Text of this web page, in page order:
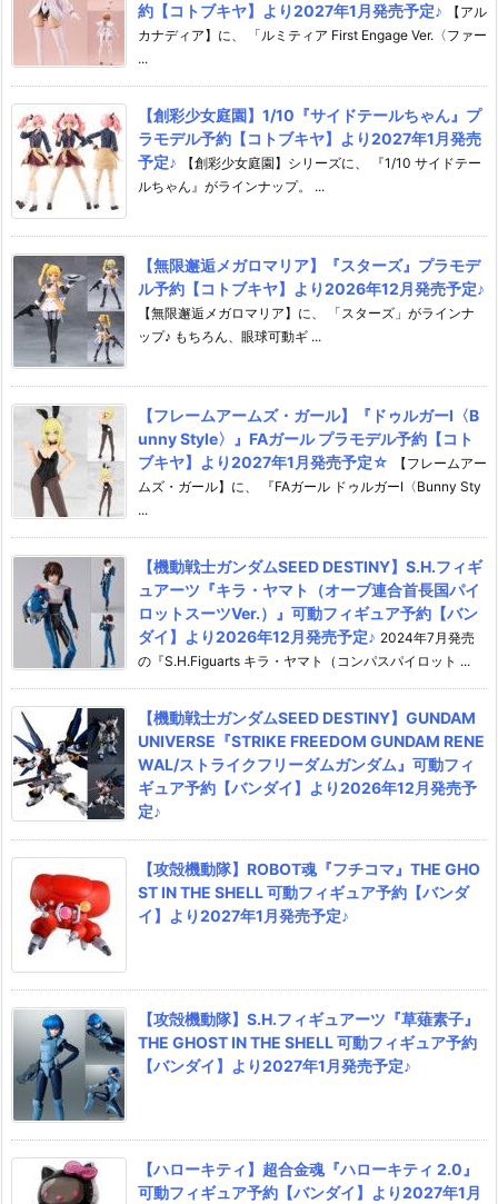
約【コトブキヤ】より2027年1月発売予定♪
【アル
カナディア】に、 「ルミティア First Engage Ver.〈ファー
...
【創彩少女庭園】1/10『サイドテールちゃん』プ
ラモデル予約【コトブキヤ】より2027年1月発売
予定♪
【創彩少女庭園】シリーズに、 『1/10 サイドテー
ルちゃん』がラインナップ。 ...
【無限邂逅メガロマリア】『スターズ』プラモデ
ル予約【コトブキヤ】より2026年12月発売予定♪
【無限邂逅メガロマリア】に、 「スターズ」がラインナ
ップ♪ もちろん、眼球可動ギ ...
【フレームアームズ・ガール】『ドゥルガーI〈B
unny Style〉』FAガール プラモデル予約【コト
ブキヤ】より2027年1月発売予定☆
【フレームアー
ムズ・ガール】に、 『FAガール ドゥルガーI〈Bunny Sty
...
【機動戦士ガンダムSEED DESTINY】S.H.フィギ
ュアーツ『キラ・ヤマト（オーブ連合首長国パイ
ロットスーツVer.）』可動フィギュア予約【バン
ダイ】より2026年12月発売予定♪ 2024年7月発売
の『S.H.Figuarts キラ・ヤマト（コンパスパイロット ...
【機動戦士ガンダムSEED DESTINY】GUNDAM
UNIVERSE『STRIKE FREEDOM GUNDAM RENE
WAL/ストライクフリーダムガンダム』可動フィ
ギュア予約【バンダイ】より2026年12月発売予
定♪
【攻殻機動隊】ROBOT魂『フチコマ』THE GHO
ST IN THE SHELL 可動フィギュア予約【バンダ
イ】より2027年1月発売予定♪
【攻殻機動隊】S.H.フィギュアーツ『草薙素子』
THE GHOST IN THE SHELL 可動フィギュア予約
【バンダイ】より2027年1月発売予定♪
【ハローキティ】超合金魂『ハローキティ 2.0』
可動フィギュア予約【バンダイ】より2027年1月